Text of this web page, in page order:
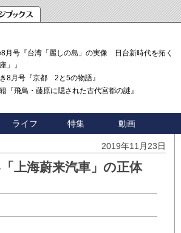
月号『台湾「麗しの島」の実像 日台新時代を拓く「3
」』
8月号『京都 2と5の物語』
『飛鳥・藤原に隠された古代宮都の謎』
ライフ 特集 動画
2019年11月23日
上海蔚来汽車」の正体